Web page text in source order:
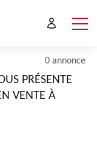
0 annonce
PRÉSENTE
VENTE À